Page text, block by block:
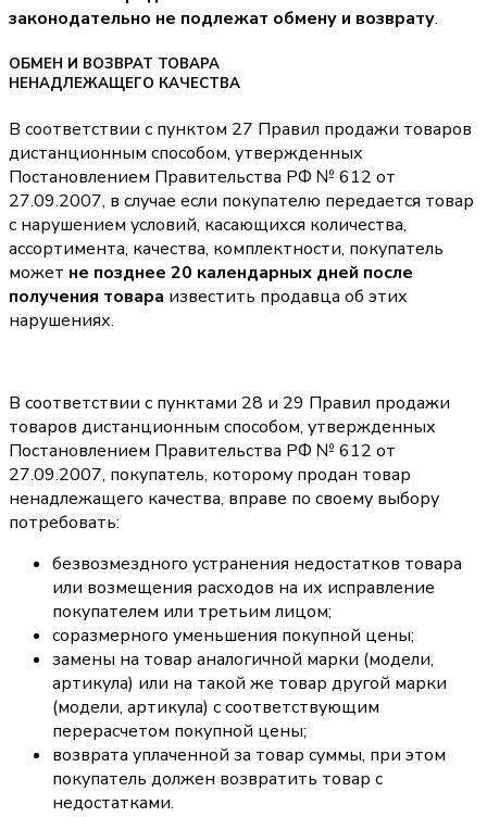
законодательно не подлежат обмену и возврату.
ОБМЕН И ВОЗВРАТ ТОВАРА
НЕНАДЛЕЖАЩЕГО КАЧЕСТВА
В соответствии с пунктом 27 Правил продажи товаров
дистанционным способом, утвержденных
Постановлением Правительства РФ № 612 от
27.09.2007, в случае если покупателю передается товар
с нарушением условий, касающихся количества,
ассортимента, качества, комплектности, покупатель
может не позднее 20 календарных дней после
получения товара известить продавца об этих
нарушениях.
В соответствии с пунктами 28 и 29 Правил продажи
товаров дистанционным способом, утвержденных
Постановлением Правительства РФ № 612 от
27.09.2007, покупатель, которому продан товар
ненадлежащего качества, вправе по своему выбору
потребовать:
безвозмездного устранения недостатков товара
или возмещения расходов на их исправление
покупателем или третьим лицом;
соразмерного уменьшения покупной цены;
замены на товар аналогичной марки (модели,
артикула) или на такой же товар другой марки
(модели, артикула) с соответствующим
перерасчетом покупной цены;
возврата уплаченной за товар суммы, при этом
покупатель должен возвратить товар с
недостатками.